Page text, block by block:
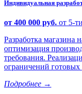
Индивидуальная
от 400 000 руб. от 5-
Разработка магазина
оптимизация
требования.
ограничений
Подробнее →